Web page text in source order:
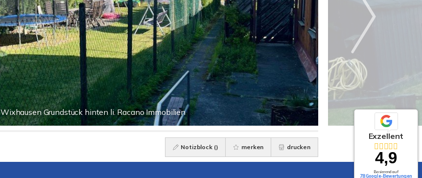
Wixhausen Grundstück hinten li. Racano Immobilien
Notizblock () merken drucken
Exzellent
4,9
Basierend auf
78 Google-Bewertungen